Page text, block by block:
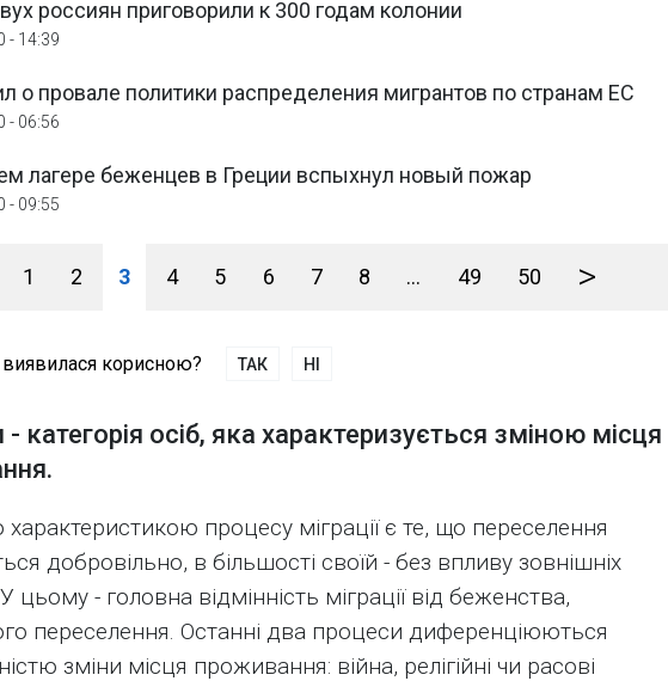
россиян приговорили к 300 годам колонии
- 14:39
о провале политики распределения мигрантов по странам ЕС
- 06:56
лагере беженцев в Греции вспыхнул новый пожар
- 09:55
1 2 3 4 5 6 7 8 ... 49 50 >
виявилася корисною? ТАК НІ
- категорія осіб, яка характеризується зміною місця
процесу міграції є те, що переселення
добровільно, в більшості своїй - без впливу зовнішніх
цьому - головна відмінність міграції від беженства,
переселення. Останні два процеси диференціюються
зміни місця проживання: війна, релігійні чи расові